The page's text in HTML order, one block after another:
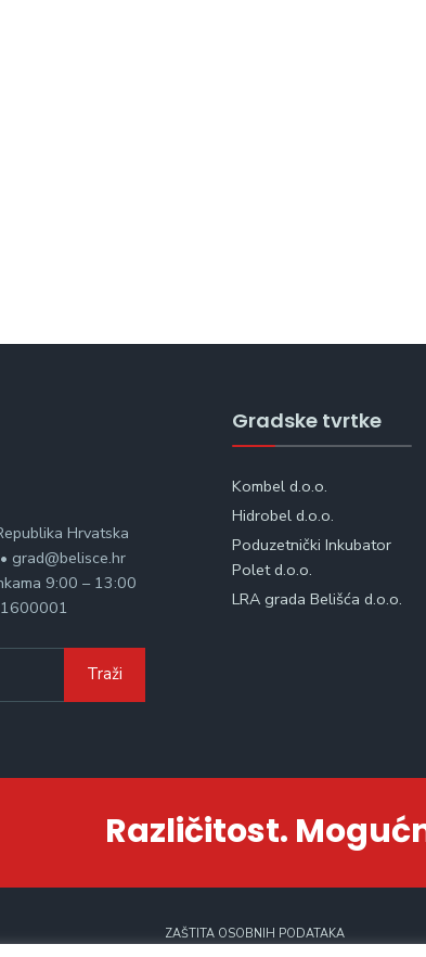
Hrvatska
grad@belisce.hr
9:00 – 13:00
Traži
Gradske tvrtke
Kombel d.o.o.
Hidrobel d.o.o.
Poduzetnički Inkubator
Polet d.o.o.
LRA grada Belišća d.o.o.
Različitost.
ZAŠTITA OSOBNIH PODATAKA